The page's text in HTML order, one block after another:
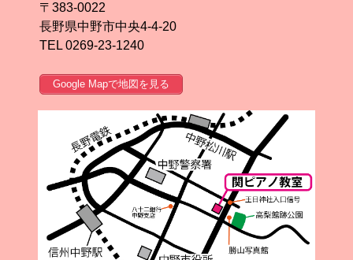
〒383-0022
長野県中野市中央4-4-20
TEL 0269-23-1240
Google Mapで地図を見る